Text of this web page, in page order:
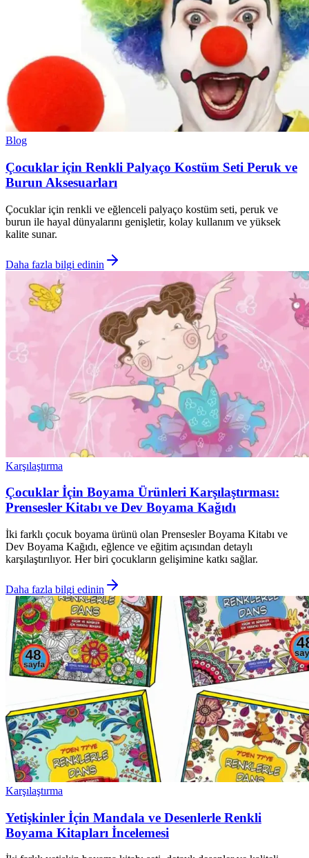
Blog
Çocuklar için Renkli Palyaço Kostüm Seti Peruk ve
Burun Aksesuarları
Çocuklar için renkli ve eğlenceli palyaço kostüm seti, peruk ve
burun ile hayal dünyalarını genişletir, kolay kullanım ve yüksek
kalite sunar.
Daha fazla bilgi edinin
Karşılaştırma
Çocuklar İçin Boyama Ürünleri Karşılaştırması:
Prensesler Kitabı ve Dev Boyama Kağıdı
İki farklı çocuk boyama ürünü olan Prensesler Boyama Kitabı ve
Dev Boyama Kağıdı, eğlence ve eğitim açısından detaylı
karşılaştırılıyor. Her biri çocukların gelişimine katkı sağlar.
Daha fazla bilgi edinin
Karşılaştırma
Yetişkinler İçin Mandala ve Desenlerle Renkli
Boyama Kitapları İncelemesi